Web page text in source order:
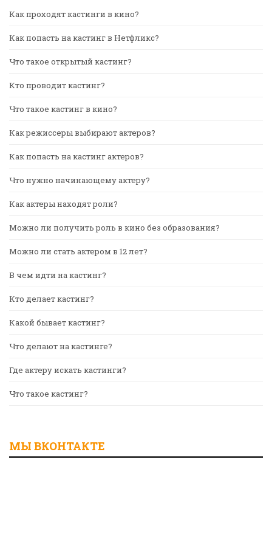
Как проходят кастинги в кино?
Как попасть на кастинг в Нетфликс?
Что такое открытый кастинг?
Кто проводит кастинг?
Что такое кастинг в кино?
Как режиссеры выбирают актеров?
Как попасть на кастинг актеров?
Что нужно начинающему актеру?
Как актеры находят роли?
Можно ли получить роль в кино без образования?
Можно ли стать актером в 12 лет?
В чем идти на кастинг?
Кто делает кастинг?
Какой бывает кастинг?
Что делают на кастинге?
Где актеру искать кастинги?
Что такое кастинг?
МЫ ВКОНТАКТЕ